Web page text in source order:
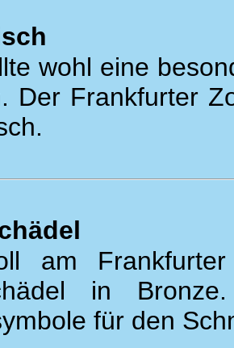
wohl eine
Der Frankfurter
am
in
für den